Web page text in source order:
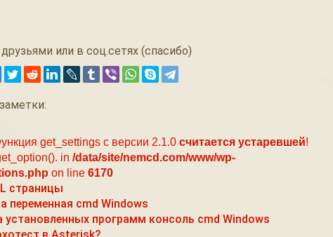
или в соц.сетях (спасибо)
get_settings с версии 2.1.0 считается устаревшей!
in /data/site/nemcd.com/www/wp-
on line 6170
страницы
переменная cmd Windows
установленных программ консоль cmd Windows